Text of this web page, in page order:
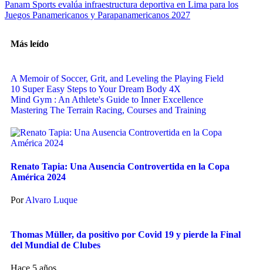
Panam Sports evalúa infraestructura deportiva en Lima para los
Juegos Panamericanos y Parapanamericanos 2027
Más leído
A Memoir of Soccer, Grit, and Leveling the Playing Field
10 Super Easy Steps to Your Dream Body 4X
Mind Gym : An Athlete's Guide to Inner Excellence
Mastering The Terrain Racing, Courses and Training
Renato Tapia: Una Ausencia Controvertida en la Copa
América 2024
Por Alvaro Luque
Thomas Müller, da positivo por Covid 19 y pierde la Final
del Mundial de Clubes